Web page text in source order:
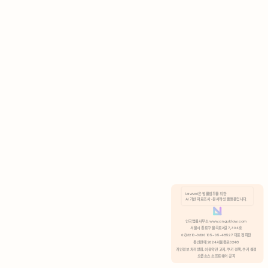
분석 쿠키 허용
Lawvot은 법률업무를 위한
AI 기반 자료조사 · 문서작성 플랫폼입니다.
안국법률사무소 www.anguklaw.com
서울시 종로구 율곡로2길 7, 304호
02)3210-3330 105-05-48527 대표 정희찬
통신판매 2024서울종로0248
개인정보 처리방침, 이용약관 고지, 쿠키 정책, 쿠키 설정
오픈소스 소프트웨어 공지